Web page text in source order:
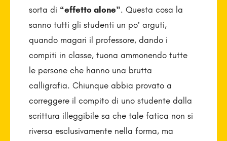
sorta di “effetto alone”. Questa cosa la
sanno tutti gli studenti un po’ arguti,
quando magari il professore, dando i
compiti in classe, tuona ammonendo tutte
le persone che hanno una brutta
calligrafia. Chiunque abbia provato a
correggere il compito di uno studente dalla
scrittura illeggibile sa che tale fatica non si
riversa esclusivamente nella forma, ma